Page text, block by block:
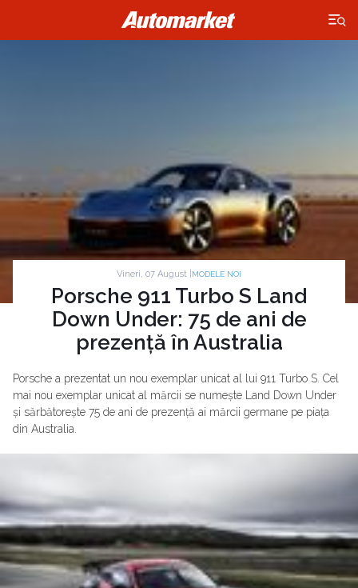
×
Vineri, 07 August | MODELE NOI
Porsche 911 Turbo S Land
Down Under: 75 de ani de
prezență în Australia
Porsche a prezentat un nou exemplar unicat al lui 911 Turbo S. Cel
mai nou exemplar unicat al mărcii se numește Land Down Under
și sărbătorește 75 de ani de prezență ai mărcii germane pe piața
din Australia.